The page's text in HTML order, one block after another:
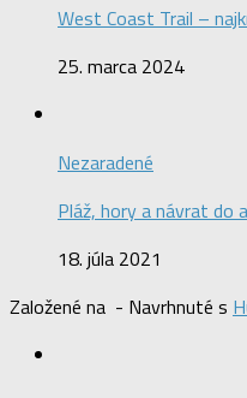
West Coast Trail –
25. marca 2024
Nezaradené
Pláž, hory a návrat do
18. júla 2021
Založené na - Navrhnuté s